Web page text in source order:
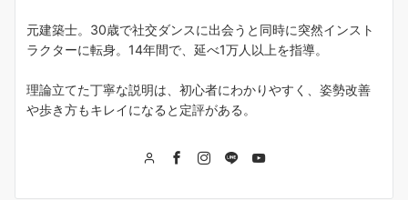
元建築士。30歳で社交ダンスに出会うと同時に突然インスト
ラクターに転身。14年間で、延べ1万人以上を指導。
理論立てた丁寧な説明は、初心者にわかりやすく、姿勢改善
や歩き方もキレイになると定評がある。